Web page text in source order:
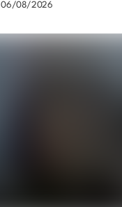
06/08/2026